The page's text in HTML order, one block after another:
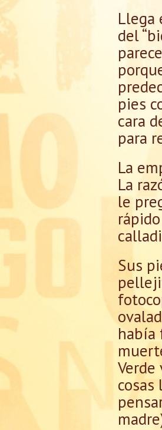
Llega
del
pies
cara
para
La
La
le
Sus
había
Verde
cosas